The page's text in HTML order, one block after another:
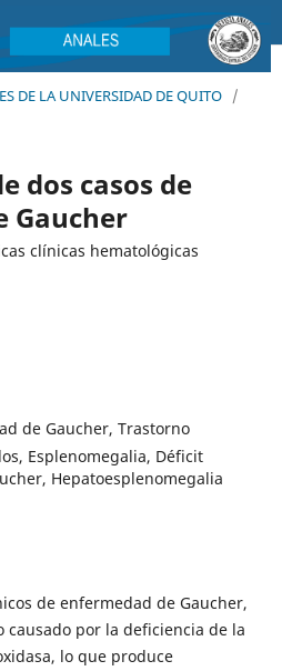
DE LA UNIVERSIDAD DE QUITO /
dos casos de
Gaucher
clínicas hematológicas
de Gaucher, Trastorno
Esplenomegalia, Déficit
Hepatoesplenomegalia
de enfermedad de Gaucher,
por la deficiencia de la
lo que produce